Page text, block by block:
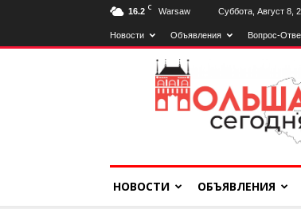
16.2 C Warsaw Суббота, Август 8,
Новости Объявления Вопрос-
Польща
Сьогодні
НОВОСТИ ОБЪЯВЛЕНИЯ